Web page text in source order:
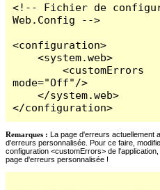
<!-- Fichier de
Web.Config -->
<configuration>
    <system.web>
        <customErrors
mode="Off"/>
    </system.web>
</configuration>
Remarques : La page d'erreurs actuellement
d'erreurs personnalisée. Pour ce faire,
configuration <customErrors> de
page d'erreurs personnalisée !